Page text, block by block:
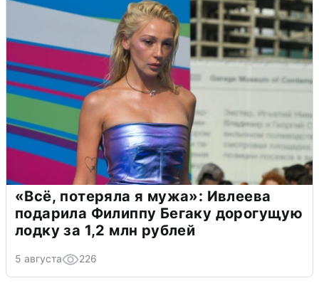
«Всё, потеряла я мужа»: Ивлеева
подарила Филиппу Бегаку дорогущую
лодку за 1,2 млн рублей
5 августа 226